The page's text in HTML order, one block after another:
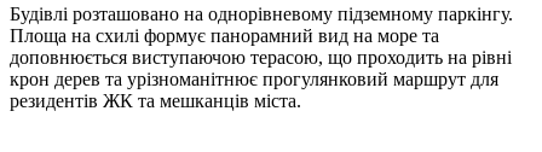
Будівлі розташовано на однорівневому підземному паркінгу.
Площа на схилі формує панорамний вид на море та
доповнюється виступаючою терасою, що проходить на рівні
крон дерев та урізноманітнює прогулянковий маршрут для
резидентів ЖК та мешканців міста.